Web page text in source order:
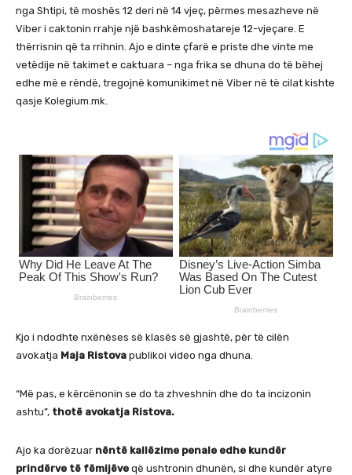
nga Shtipi, të moshës 12 deri në 14 vjeç, përmes mesazheve në
Viber i caktonin rrahje një bashkëmoshatareje 12-vjeçare. E
thërrisnin që ta rrihnin. Ajo e dinte çfarë e priste dhe vinte me
vetëdije në takimet e caktuara – nga frika se dhuna do të bëhej
edhe më e rëndë, tregojnë komunikimet në Viber në të cilat kishte
qasje Kolegium.mk.
Kjo i ndodhte nxënëses së klasës së gjashtë, për të cilën
avokatja Maja Ristova publikoi video nga dhuna.
“Më pas, e kërcënonin se do ta zhveshnin dhe do ta incizonin
ashtu”, thotë avokatja Ristova.
Ajo ka dorëzuar nëntë kallëzime penale edhe kundër
prindërve të fëmijëve që ushtronin dhunën, si dhe kundër atyre